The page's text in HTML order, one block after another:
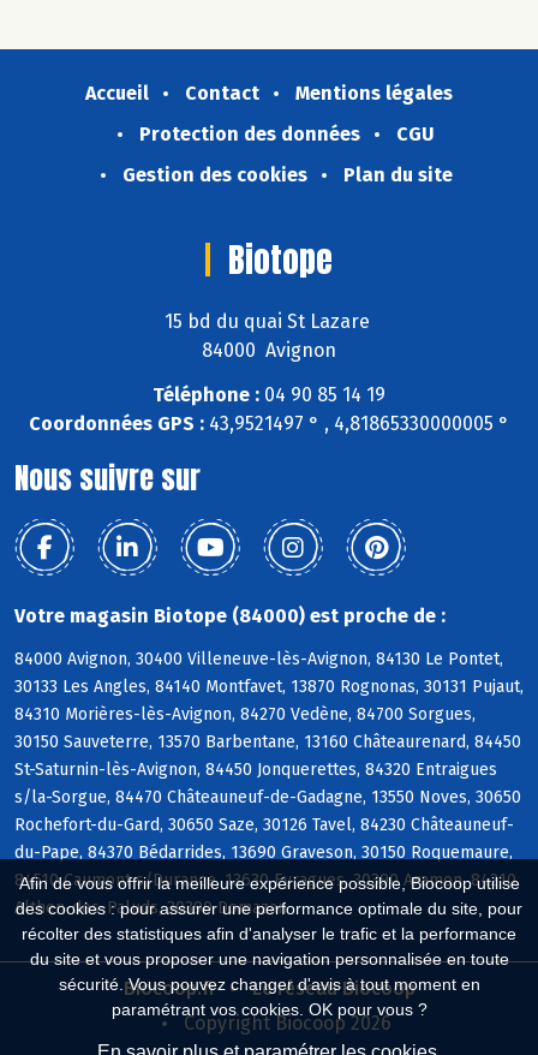
Afin de vous offrir la meilleure expérience possible, Biocoop utilise
des cookies : pour assurer une performance optimale du site, pour
récolter des statistiques afin d'analyser le trafic et la performance
du site et vous proposer une navigation personnalisée en toute
sécurité. Vous pouvez changer d'avis à tout moment en
paramétrant vos cookies. OK pour vous ?
Accueil Contact
Mentions légales
Protection des données
CGU
Gestion des cookies
Plan du site
Biotope
15 bd du quai St Lazare
84000 Avignon
Téléphone : 04 90 85 14 19
Coordonnées GPS : 43,9521497 ° , 4,81865330000005 °
Nous suivre sur
Votre magasin Biotope (84000) est proche de :
84000 Avignon, 30400 Villeneuve-lès-Avignon, 84130 Le Pontet,
30133 Les Angles, 84140 Montfavet, 13870 Rognonas, 30131 Pujaut,
84310 Morières-lès-Avignon, 84270 Vedène, 84700 Sorgues,
30150 Sauveterre, 13570 Barbentane, 13160 Châteaurenard, 84450
St-Saturnin-lès-Avignon, 84450 Jonquerettes, 84320 Entraigues
s/la-Sorgue, 84470 Châteauneuf-de-Gadagne, 13550 Noves, 30650
Rochefort-du-Gard, 30650 Saze, 30126 Tavel, 84230 Châteauneuf-
du-Pape, 84370 Bédarrides, 13690 Graveson, 30150 Roquemaure,
84510 Caumont s/Durance, 13630 Eyragues, 30390 Aramon, 84210
Althen-des-Paluds, 30390 Domazan
Biocoop.fr
Le réseau Biocoop
Copyright Biocoop 2026